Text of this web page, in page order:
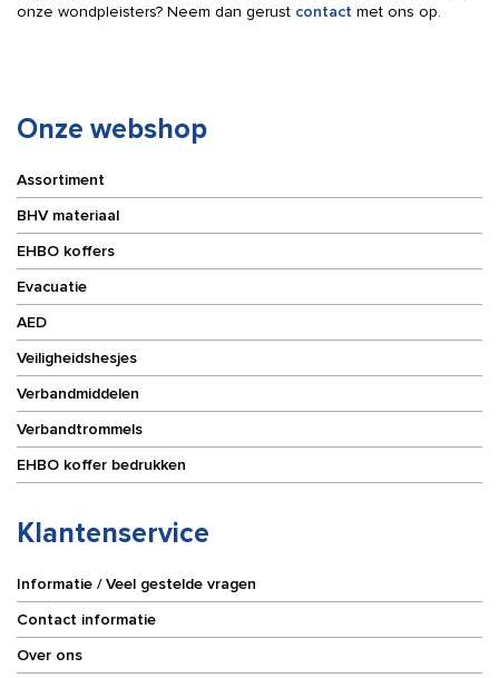
onze wondpleisters? Neem dan gerust contact met ons op.
Onze webshop
Assortiment
BHV materiaal
EHBO koffers
Evacuatie
AED
Veiligheidshesjes
Verbandmiddelen
Verbandtrommels
EHBO koffer bedrukken
Klantenservice
Informatie / Veel gestelde vragen
Contact informatie
Over ons